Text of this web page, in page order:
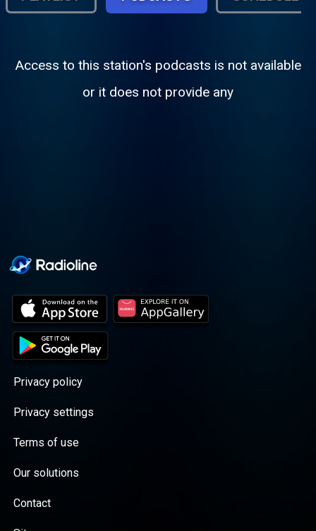
Access to this station's podcasts is not available
or it does not provide any
Privacy policy
Privacy settings
Terms of use
Our solutions
Contact